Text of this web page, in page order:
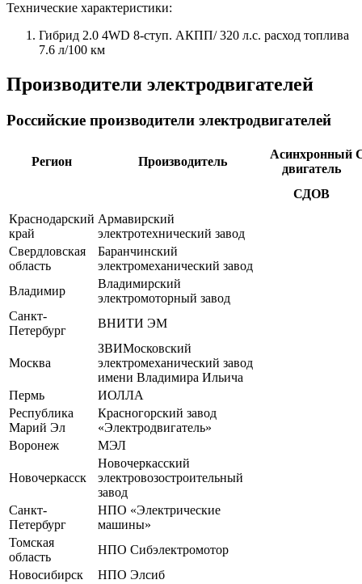
Технические характеристики:
Гибрид 2.0 4WD 8-ступ. АКПП/ 320 л.с. расход топлива
7.6 л/100 км
Производители электродвигателей
Российские производители электродвигателей
Регион Производитель
Асинхронный
двигатель
СДОВ
Краснодарский
край
Армавирский
электротехнический завод
Свердловская
область
Баранчинский
электромеханический завод
Владимир
Владимирский
электромоторный завод
Санкт-
Петербург
ВНИТИ ЭМ
Москва
ЗВИМосковский
электромеханический завод
имени Владимира Ильича
Пермь
ИОЛЛА
Республика
Марий Эл
Красногорский завод
«Электродвигатель»
Воронеж
МЭЛ
Новочеркасск
Новочеркасский
электровозостроительный
завод
Санкт-
Петербург
НПО «Электрические
машины»
Томская
область
НПО Сибэлектромотор
Новосибирск
НПО Элсиб